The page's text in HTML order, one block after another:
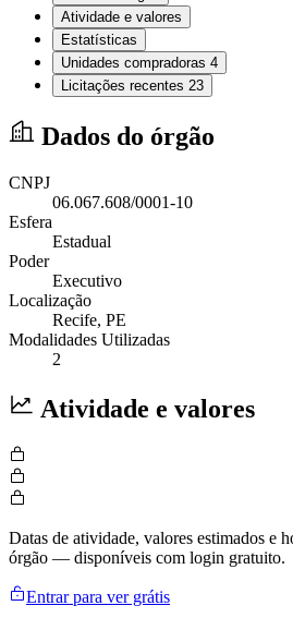
Atividade e valores
Estatísticas
Unidades compradoras 4
Licitações recentes 23
Dados do órgão
CNPJ
06.067.608/0001-10
Esfera
Estadual
Poder
Executivo
Localização
Recife, PE
Modalidades Utilizadas
2
Atividade e valores
Datas de atividade, valores estimados e
órgão — disponíveis com login gratuito.
Entrar para ver grátis